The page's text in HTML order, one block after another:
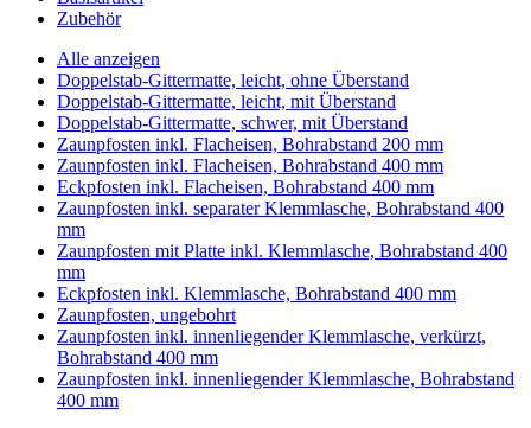
Zubehör
Alle anzeigen
Doppelstab-Gittermatte, leicht, ohne Überstand
Doppelstab-Gittermatte, leicht, mit Überstand
Doppelstab-Gittermatte, schwer, mit Überstand
Zaunpfosten inkl. Flacheisen, Bohrabstand 200 mm
Zaunpfosten inkl. Flacheisen, Bohrabstand 400 mm
Eckpfosten inkl. Flacheisen, Bohrabstand 400 mm
Zaunpfosten inkl. separater Klemmlasche, Bohrabstand 400
mm
Zaunpfosten mit Platte inkl. Klemmlasche, Bohrabstand 400
mm
Eckpfosten inkl. Klemmlasche, Bohrabstand 400 mm
Zaunpfosten, ungebohrt
Zaunpfosten inkl. innenliegender Klemmlasche, verkürzt,
Bohrabstand 400 mm
Zaunpfosten inkl. innenliegender Klemmlasche, Bohrabstand
400 mm